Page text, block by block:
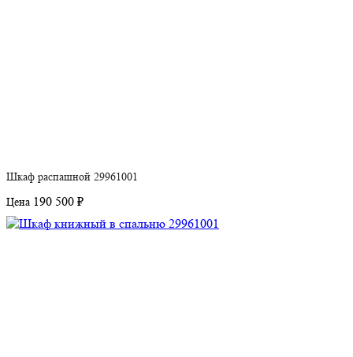
Шкаф распашной 29961001
Цена 190 500 ₽